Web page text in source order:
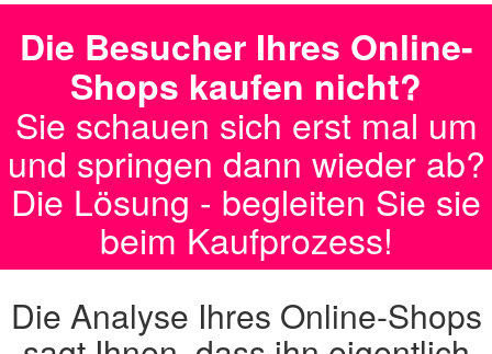
Die Besucher Ihres Online-
Shops kaufen nicht?
Sie schauen sich erst mal um
und springen dann wieder ab?
Die Lösung - begleiten Sie sie
beim Kaufprozess!
Die Analyse Ihres Online-Shops